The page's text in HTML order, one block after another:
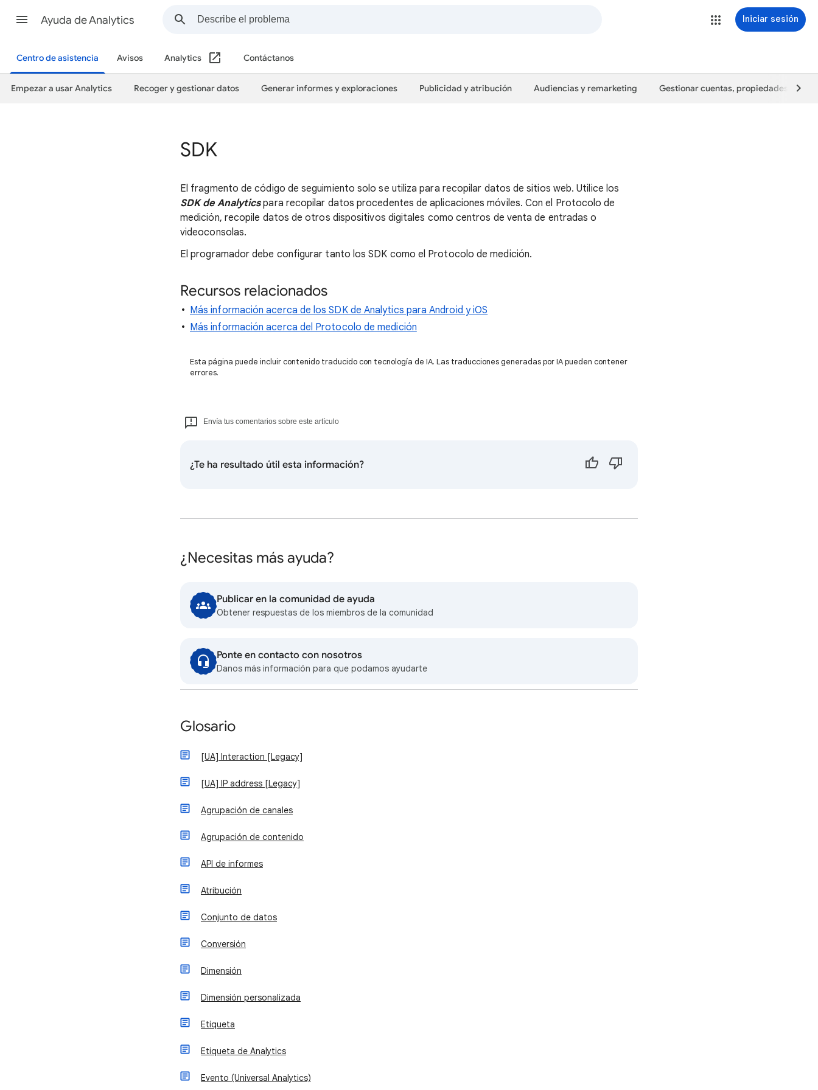
Ayuda de Analytics Iniciar sesión
Centro de asistencia Avisos Analytics Contáctanos
Empezar a usar Analytics Recoger y gestionar datos Generar informes y exploraciones Publicidad y atribución Audiencias y remarketing Gestionar cuentas, propiedades y
SDK
El fragmento de código de seguimiento solo se utiliza para recopilar datos de sitios web. Utilice los
SDK de Analyticspara recopilar datos procedentes de aplicaciones móviles. Con el Protocolo de
medición, recopile datos de otros dispositivos digitales como centros de venta de entradas o
videoconsolas.
El programador debe configurar tanto los SDK como el Protocolo de medición.
Recursos relacionados
Más información acerca de los SDK de Analytics para Android y iOS
Más información acerca del Protocolo de medición
Esta página puede incluir contenido traducido con tecnología de IA. Las traducciones generadas por IA pueden contener
errores.
Envía tus comentarios sobre este artículo
¿Te ha resultado útil esta información?
¿Necesitas más ayuda?
Publicar en la comunidad de ayuda
Obtener respuestas de los miembros de la comunidad
Ponte en contacto con nosotros
Danos más información para que podamos ayudarte
Glosario
[UA] Interaction [Legacy]
[UA] IP address [Legacy]
Agrupación de canales
Agrupación de contenido
API de informes
Atribución
Conjunto de datos
Conversión
Dimensión
Dimensión personalizada
Etiqueta
Etiqueta de Analytics
Evento (Universal Analytics)